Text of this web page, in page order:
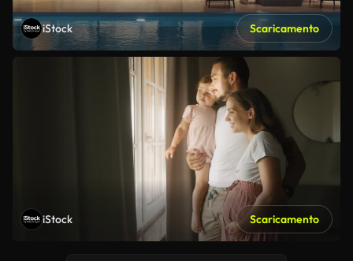
iStock Scaricamento
iStock Scaricamento